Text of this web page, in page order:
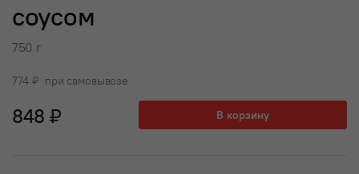
соусом
750 г
774 ₽ при самовывозе
848 ₽ В корзину